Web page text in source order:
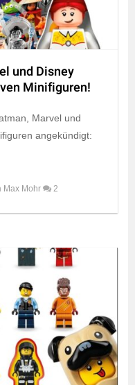
und Disney
Minifiguren!
Marvel und
angekündigt:
Max Mohr 2